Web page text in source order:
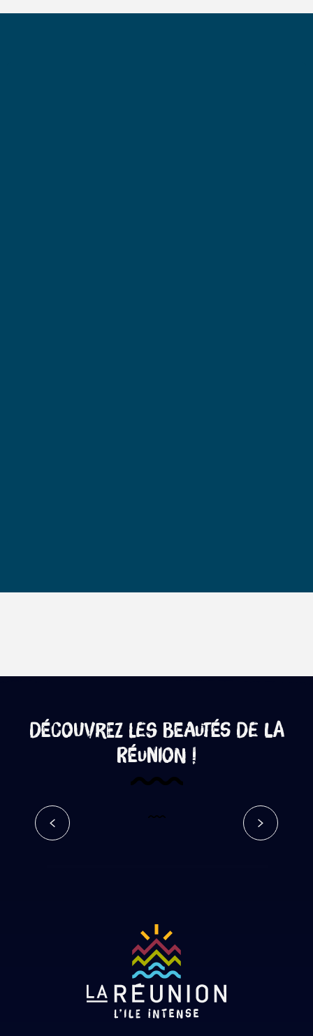
Découvrez les beautés de La
Réunion !
Chemin des anglais – Google